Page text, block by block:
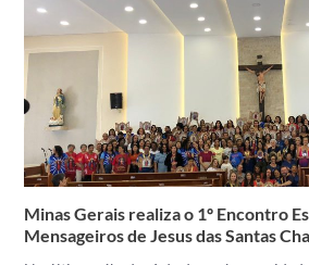
Minas Gerais realiza o 1º Encontro
Mensageiros de Jesus das Santas